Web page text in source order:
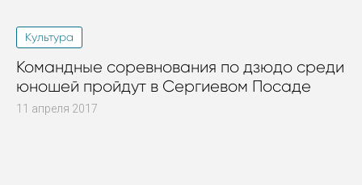
Культура
Командные соревнования по дзюдо среди
юношей пройдут в Сергиевом Посаде
11 апреля 2017